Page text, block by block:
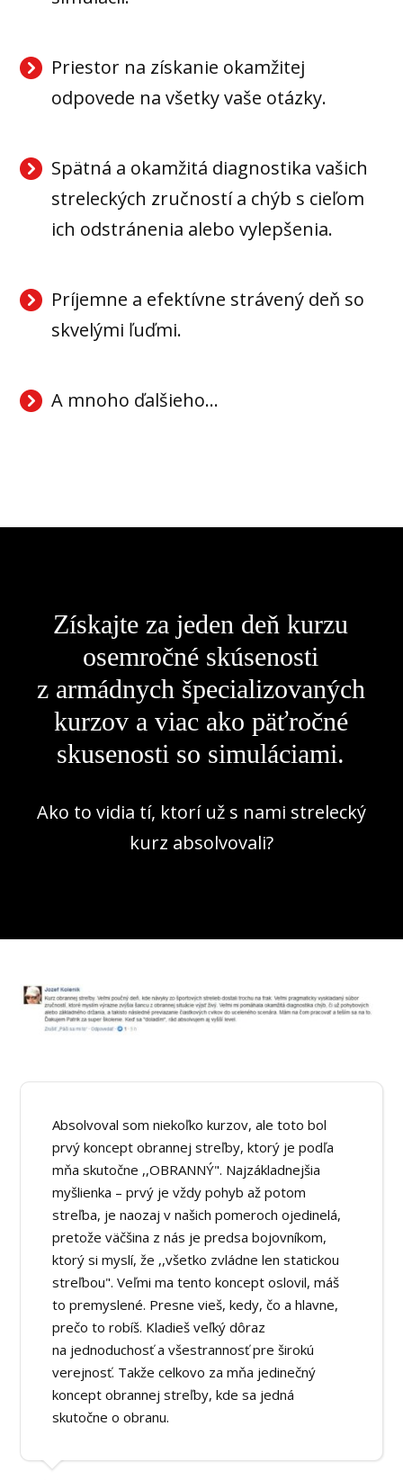
Priestor na získanie okamžitej
odpovede na všetky vaše otázky.
Spätná a okamžitá diagnostika vašich
streleckých zručností a chýb s cieľom
ich odstránenia alebo vylepšenia.
Príjemne a efektívne strávený deň so
skvelými ľuďmi.
A mnoho ďalšieho...
Získajte za jeden deň kurzu
osemročné skúsenosti
z armádnych špecializovaných
kurzov a viac ako päťročné
skusenosti so simuláciami.
Ako to vidia tí, ktorí už s nami strelecký
kurz absolvovali?
Absolvoval som niekoľko kurzov, ale toto bol
prvý koncept obrannej streľby, ktorý je podľa
mňa skutočne ,,OBRANNÝ". Najzákladnejšia
myšlienka – prvý je vždy pohyb až potom
streľba, je naozaj v našich pomeroch ojedinelá,
pretože väčšina z nás je predsa bojovníkom,
ktorý si myslí, že ,,všetko zvládne len statickou
streľbou". Veľmi ma tento koncept oslovil, máš
to premyslené. Presne vieš, kedy, čo a hlavne,
prečo to robíš. Kladieš veľký dôraz
na jednoduchosť a všestrannosť pre širokú
verejnosť. Takže celkovo za mňa jedinečný
koncept obrannej streľby, kde sa jedná
skutočne o obranu.